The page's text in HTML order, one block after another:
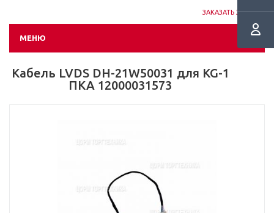
ЗАКАЗАТЬ ЗВОНОК
МЕНЮ
Кабель LVDS DH-21W50031 для KG-1
ПКА 12000031573